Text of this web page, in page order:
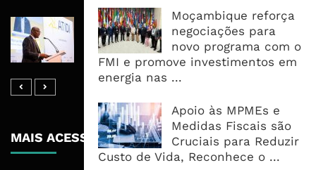
Moçambique reforça
negociações para
novo programa com o
FMI e promove investimentos em
energia nas ...
Apoio às MPMEs e
Medidas Fiscais são
Cruciais para Reduzir
Custo de Vida, Reconhece o ...
ATIDI Quer Duplicar Capital E Elevar
Garantias Para US$20 Mil Milhões
Por Ano
MAIS ACESSADOS